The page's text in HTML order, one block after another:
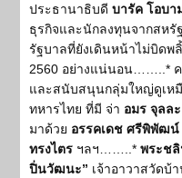
ประธานาธิบดี บารัค โอบา
ธุรกิจและนักลงทุนจากสหรั
รัฐบาลที่ยังเดินหน้าไม่บิดพ
2560 อย่างแน่นอน……..*
และสนับสนุนกลุ่มใหญ่ดูเห
ทหารไทย ที่มี จ่า อมร จุลละ
มาด้วย อรรคเดช ศรีพิพัฒน์
ทรงไตร ฯลฯ……..* พระช
ปิ่นวัฒนะ” เจ้าอาวาสวัดบ้